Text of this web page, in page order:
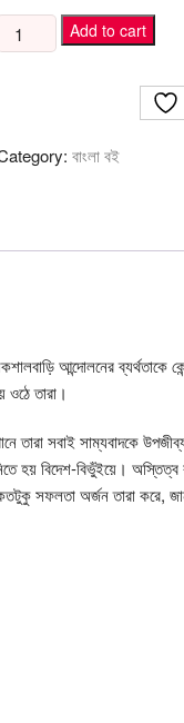
গর্ভধারিণী
Add to cart
বাংলা বই
আন্দোলনের ব্যর্থতাকে
তারা।
তারা সবাই সাম্যবাদকে
হয় বিদেশ-বিভুঁইয়ে। অস্তিত্ব
সফলতা অর্জন তারা করে,